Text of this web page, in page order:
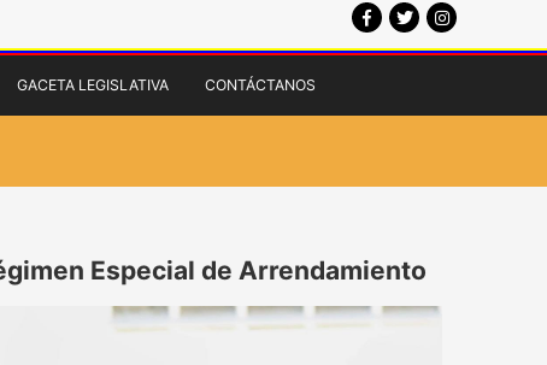
GACETA LEGISLATIVA CONTÁCTANOS
Especial de Arrendamiento